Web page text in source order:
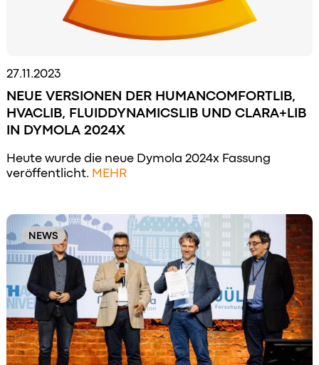
27.11.2023
NEUE VERSIONEN DER HUMANCOMFORTLIB,
HVACLIB, FLUIDDYNAMICSLIB UND CLARA+LIB
IN DYMOLA 2024X
Heute wurde die neue Dymola 2024x Fassung
veröffentlicht. MEHR
NEWS